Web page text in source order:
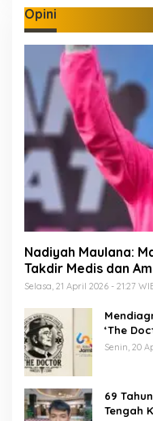
Opini
Nadiyah Maulana:
Takdir Medis dan
Selasa, 21 April 2026 - 21:27
‘The
Pusako
Senin, 20
69
Tengah